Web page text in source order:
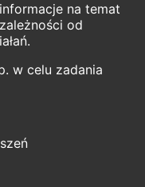
na temat
od
w celu zadania